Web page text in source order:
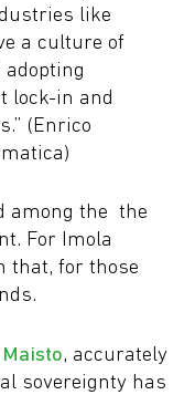
like
a culture of
adopting
lock-in and
(Enrico
among the the
For Imola
that, for those
, accurately
sovereignty has